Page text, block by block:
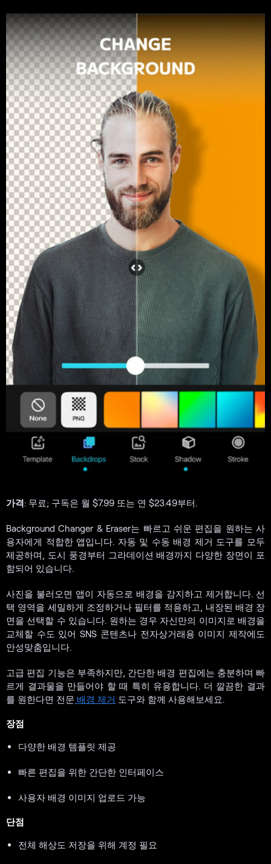
가격: 무료; 구독은 월 $7.99 또는 연 $23.49부터.
Background Changer & Eraser는 빠르고 쉬운 편집을 원하는 사
용자에게 적합한 앱입니다. 자동 및 수동 배경 제거 도구를 모두
제공하며, 도시 풍경부터 그라데이션 배경까지 다양한 장면이 포
함되어 있습니다.
사진을 불러오면 앱이 자동으로 배경을 감지하고 제거합니다. 선
택 영역을 세밀하게 조정하거나 필터를 적용하고, 내장된 배경 장
면을 선택할 수 있습니다. 원하는 경우 자신만의 이미지로 배경을
교체할 수도 있어 SNS 콘텐츠나 전자상거래용 이미지 제작에도
안성맞춤입니다.
고급 편집 기능은 부족하지만, 간단한 배경 편집에는 충분하며 빠
르게 결과물을 만들어야 할 때 특히 유용합니다. 더 깔끔한 결과
를 원한다면 전문 배경 제거 도구와 함께 사용해보세요.
장점
다양한 배경 템플릿 제공
빠른 편집을 위한 간단한 인터페이스
사용자 배경 이미지 업로드 가능
단점
전체 해상도 저장을 위해 계정 필요